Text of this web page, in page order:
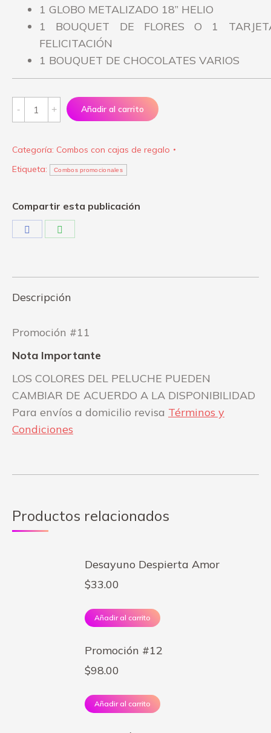
1 GLOBO METALIZADO 18” HELIO
1 BOUQUET DE FLORES O 1
FELICITACIÓN
1 BOUQUET DE CHOCOLATES VARIOS
Promoción
#11
Añadir al carrito
Categoría: Combos con cajas de regalo
Etiqueta:
Combos promocionales
Compartir esta publicación
Descripción
Promoción #11
Nota Importante
LOS COLORES DEL PELUCHE PUEDEN
CAMBIAR DE ACUERDO A LA DISPONIBILIDAD
Para envíos a domicilio revisa Términos y
Condiciones
Productos relacionados
Desayuno Despierta Amor
$33.00
Añadir al carrito
Promoción #12
$98.00
Añadir al carrito